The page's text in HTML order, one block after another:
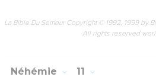
La Bible Du Semeur Copyright © 1992, 1999 by
All rights reserved
Néhémie 11